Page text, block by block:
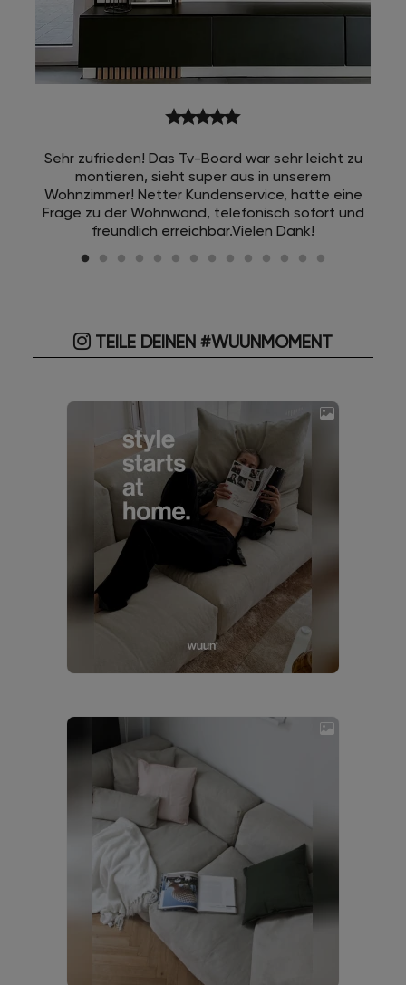
starstarstarstarstar
Sehr zufrieden! Das Tv-Board war sehr leicht zu
montieren, sieht super aus in unserem
Wohnzimmer! Netter Kundenservice, hatte eine
Frage zu der Wohnwand, telefonisch sofort und
freundlich erreichbar.Vielen Dank!
TEILE DEINEN #WUUNMOMENT